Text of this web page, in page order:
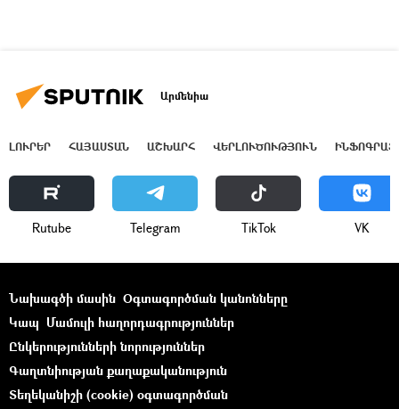
Արմենիա
ԼՈՒՐԵՐ ՀԱՅԱՍՏԱՆ ԱՇԽԱՐՀ ՎԵՐԼՈՒԾՈՒԹՅՈՒՆ
Rutube Telegram ТikТоk VK
Նախագծի մասին Օգտագործման կանոնները
Կապ Մամուլի հաղորդագրություններ
Ընկերությունների նորություններ
Գաղտնիության քաղաքականություն
Տեղեկանիշի (cookie) օգտագործման